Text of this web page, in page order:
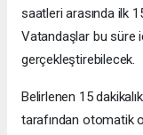
saatleri arasında ilk
Vatandaşlar bu süre
gerçekleştirebilecek.
Belirlenen 15
tarafından otomatik